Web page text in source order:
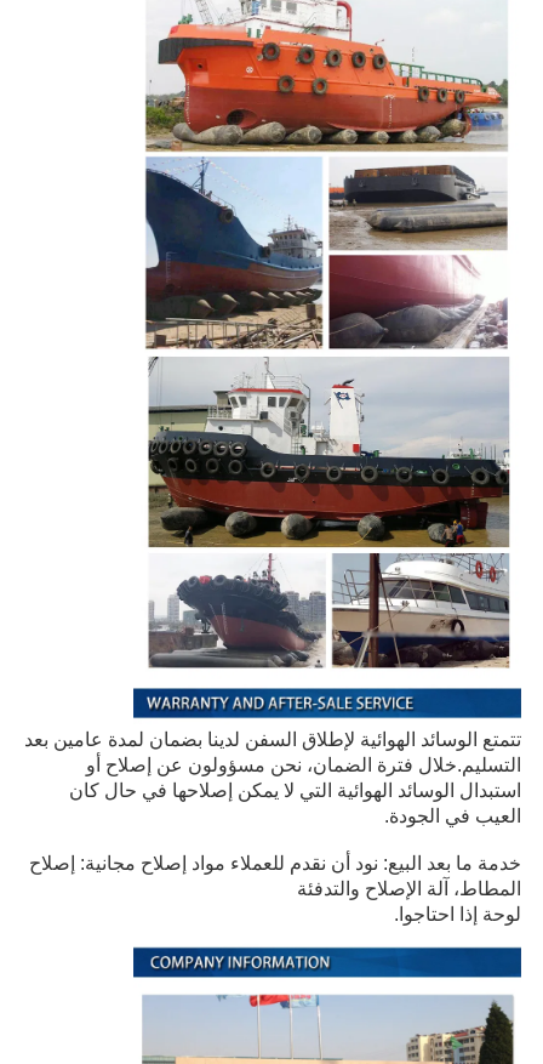
تتمتع الوسائد الهوائية لإطلاق السفن لدينا بضمان لمدة عامين بعد
التسليم.خلال فترة الضمان، نحن مسؤولون عن إصلاح أو
استبدال الوسائد الهوائية التي لا يمكن إصلاحها في حال كان
العيب في الجودة.
خدمة ما بعد البيع: نود أن نقدم للعملاء مواد إصلاح مجانية: إصلاح
المطاط، آلة الإصلاح والتدفئة
لوحة إذا احتاجوا.